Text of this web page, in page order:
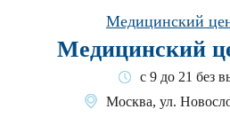
Медицинский
Медицинский
с 9 до 21 без
Москва, ул.